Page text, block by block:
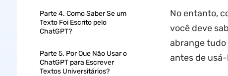
Parte 4. Como Saber Se um
Texto Foi Escrito pelo
ChatGPT?
Parte 5. Por Que Não Usar o
ChatGPT para Escrever
Textos Universitários?
No entanto,
você deve
abrange tudo
antes de